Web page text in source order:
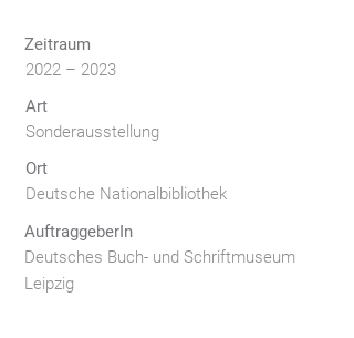
Zeitraum
2022 – 2023
Art
Sonderausstellung
Ort
Deutsche Nationalbibliothek
AuftraggeberIn
Deutsches Buch- und Schriftmuseum
Leipzig